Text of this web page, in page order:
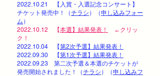
2022.10.21
【入賞・入選記念コンサート】
チケット発売中！（チラシ ）（申し込みフォー
ム ）
2022.10.12 【本選】結果発表！
​ ←クリッ
ク！
2022.10.04 【第2次予選】結果発表！
2022.09.30 【第1次予選】結果発表！
2022.09.23 第二次予選＆本選のチケットが
発売開始されました！（チラシ ）（申し込みフ